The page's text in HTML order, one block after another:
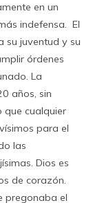
en un
indefensa. El
su juventud y su
órdenes
La
años, sin
que cualquier
para el
las
Dios es
de corazón.
pregonaba el